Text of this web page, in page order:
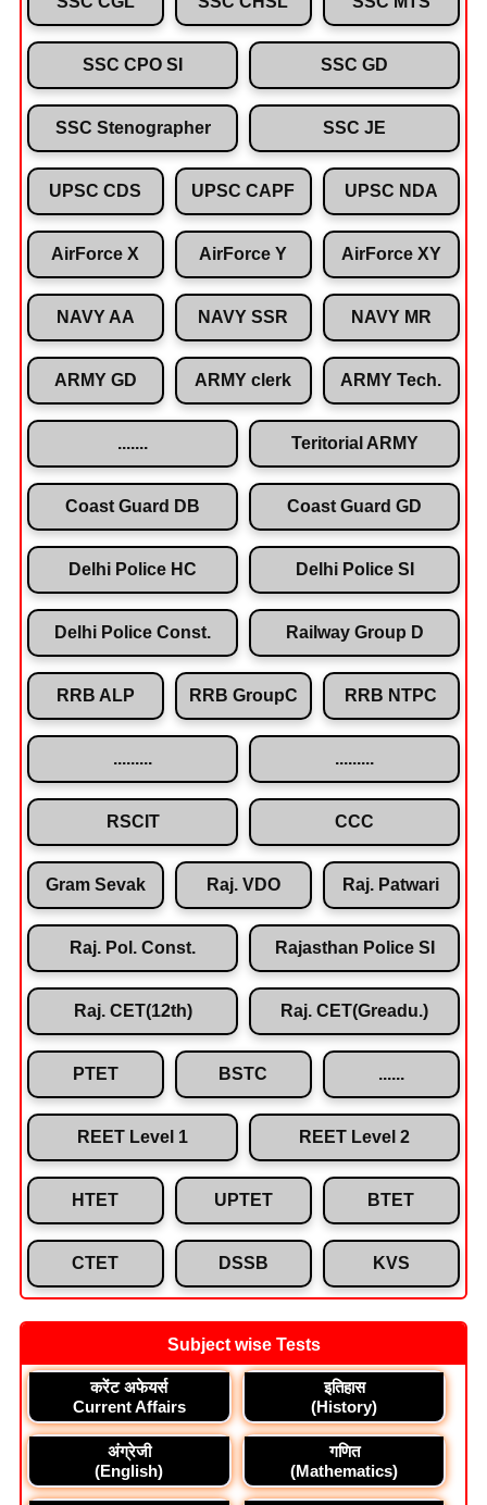
SSC CPO SI SSC GD
SSC Stenographer SSC JE
UPSC CDS UPSC CAPF UPSC NDA
AirForce X AirForce Y AirForce XY
NAVY AA NAVY SSR NAVY MR
ARMY GD ARMY clerk ARMY Tech.
Teritorial ARMY
Coast Guard DB Coast Guard GD
Delhi Police HC Delhi Police SI
Delhi Police Const. Railway Group D
RRB ALP RRB GroupC RRB NTPC
RSCIT CCC
Gram Sevak Raj. VDO Raj. Patwari
Raj. Pol. Const. Rajasthan Police SI
Raj. CET(12th) Raj. CET(Greadu.)
PTET BSTC
REET Level 1 REET Level 2
HTET UPTET BTET
CTET DSSB KVS
Subject wise Tests
करेंट अफेयर्स
Current Affairs
इतिहास
(History)
अंग्रेजी
(English)
गणित
(Mathematics)